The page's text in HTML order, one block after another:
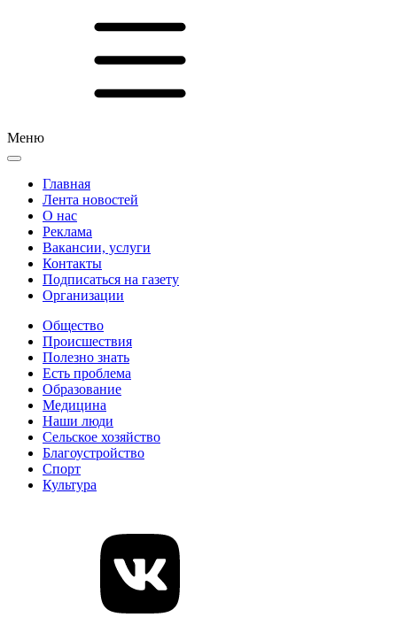
Меню
Главная
Лента новостей
О нас
Реклама
Вакансии, услуги
Контакты
Подписаться на газету
Организации
Общество
Происшествия
Полезно знать
Есть проблема
Образование
Медицина
Наши люди
Сельское хозяйство
Благоустройство
Спорт
Культура